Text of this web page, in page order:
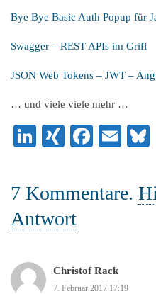
Bye Bye Basic Auth Popup für
Swagger – REST APIs im Griff
JSON Web Tokens – JWT –
… und viele viele mehr …
LinkedIn
XING
7 Kommentare.
Antwort
Christof Rack
7. Februar 2017 17:19